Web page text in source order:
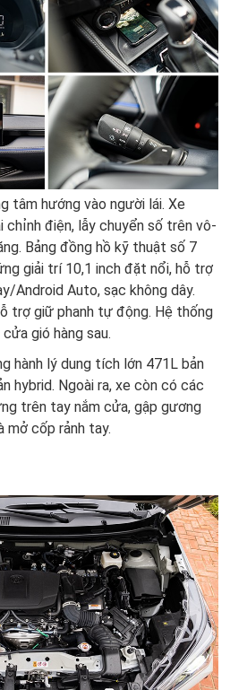
tâm hướng vào người lái. Xe
điện, lẫy chuyển số trên vô-
Bảng đồng hồ kỹ thuật số 7
giải trí 10,1 inch đặt nổi, hỗ trợ
Android Auto, sạc không dây.
trợ giữ phanh tự động. Hệ thống
gió hàng sau.
hành lý dung tích lớn 471L bản
hybrid. Ngoài ra, xe còn có các
trên tay nắm cửa, gập gương
mở cốp rảnh tay.